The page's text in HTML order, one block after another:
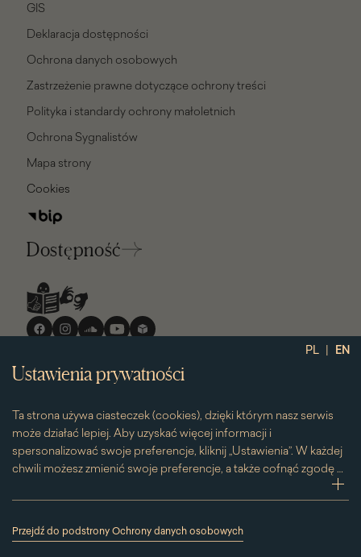
PL | EN
Ustawienia prywatności
Ta strona używa ciasteczek (cookies), dzięki którym nasz serwis
może działać lepiej. Aby uzyskać więcej informacji i
spersonalizować swoje preferencje, kliknij „Ustawienia”. W każdej
chwili możesz zmienić swoje preferencje, a także cofnąć zgodę na
używanie plików cookie. Możesz to zrobić, klikając na podstronę
„Cookies” znajdującą się w stopce.
Przesuwając suwak w prawą stronę aktywujesz zgodę na
konkretne ciasteczko. Przesuwając suwak w lewą stronę
Przejdź do podstrony Ochrony danych osobowych
(link
GIS
Deklaracja dostępności
Ochrona danych osobowych
Zastrzeżenie prawne dotyczące ochrony treści
Polityka i standardy ochrony małoletnich
Ochrona Sygnalistów
Mapa strony
Cookies
Dostępność
Media
społecznościowe